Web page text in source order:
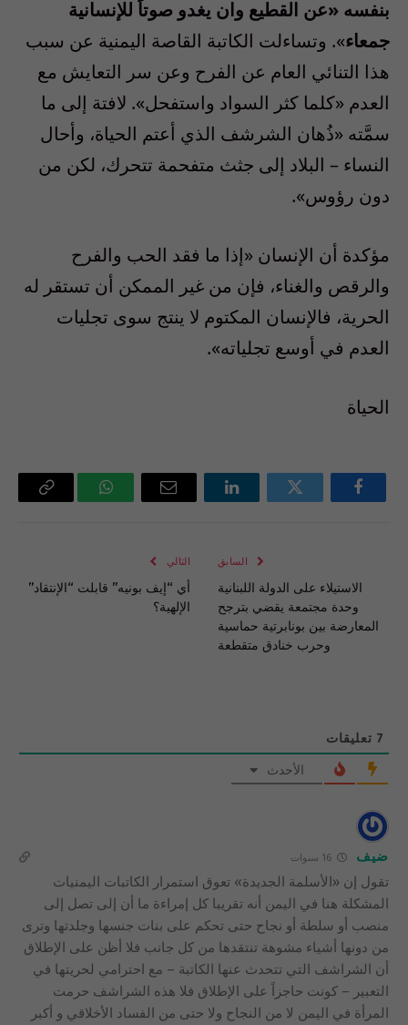
بنفسه «عن القطيع وان يغدو صوتاً للإنسانية
جمعاء». وتساءلت الكاتبة القاصة اليمنية عن سبب
هذا التنائي العام عن الفرح وعن سر التعايش مع
العدم «كلما كثر السواد واستفحل». لافتة إلى ما
سمَّته «ذُهان الشرشف الذي أعتم الحياة، وأحال
النساء – البلاد إلى جثث متفحمة تتحرك، لكن من
دون رؤوس».
مؤكدة أن الإنسان «إذا ما فقد الحب والفرح
والرقص والغناء، فإن من غير الممكن أن تستقر له
الحرية، فالإنسان المكتوم لا ينتج سوى تجليات
العدم في أوسع تجلياته».
الحياة
فيسبوك تويتر لينكدإن
البريد
واتساب Copy
السابق
الاستيلاء على الدولة اللبنانية
وحدة مجتمعة يقضي بترجح
المعارضة بين بونابرتية حماسية
وحرب خنادق متقطعة
التالي
أي “إيف بونيه” قابلت “الإنتقاد”
الإلهية؟
7 تعليقات
الأحدث
ضيف 16 سنوات
تقول إن «الأسلمة الجديدة» تعوق استمرار الكاتبات اليمنيات
المشكلة هنا في اليمن أنه تقريبا كل إمراءة ما أن إلى تصل إلى
منصب أو سلطة أو نجاح حتى تحكم على بنات جنسها وجلدتها وترى
من دونها أشياء مشوهة تنتقدها من كل جانب فلا أظن على الإطلاق
أن الشراشف التي تتحدث عنها الكاتبة – مع احترامي لحريتها في
التعبير – كونت حاجزاً على الإطلاق فلا هذه الشراشف حرمت
المرأة في اليمن لا من النجاح ولا حتى من الفساد الأخلاقي و أكبر